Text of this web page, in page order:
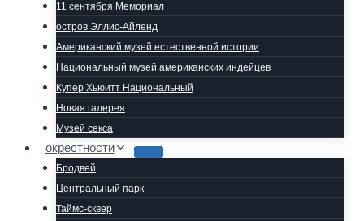
11 сентября Мемориал
остров Эллис-Айленд
Американский музей естественной истории
Национальный музей американских индейцев
Купер Хьюитт Национальный
Новая галерея
Музей секса
окрестности
Бродвей
Центральный парк
Таймс-сквер